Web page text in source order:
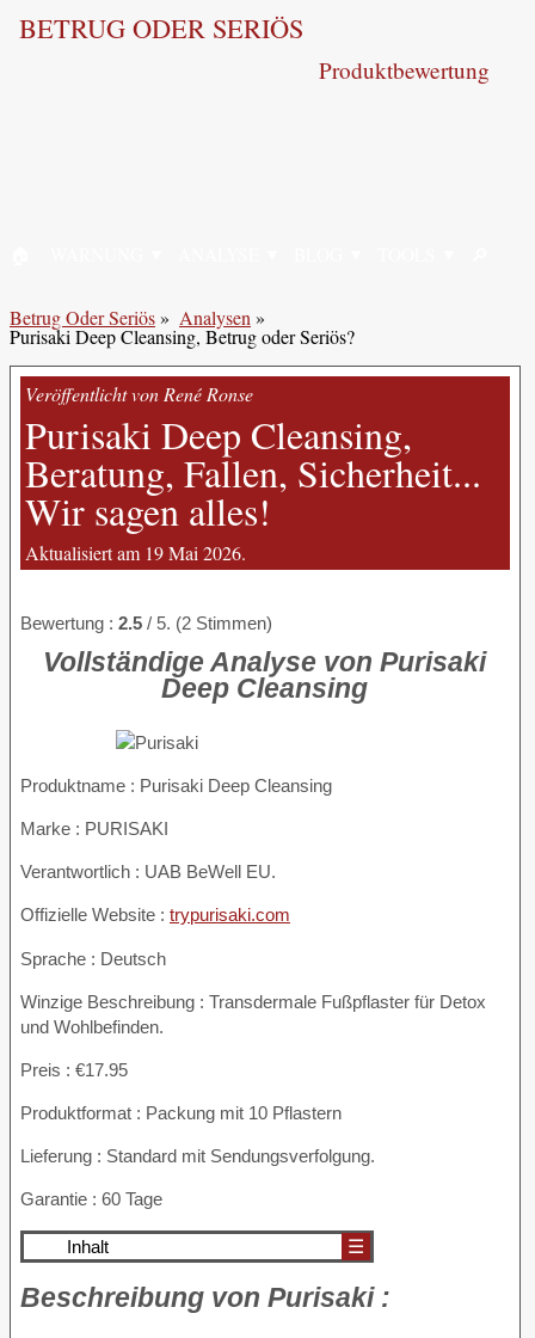
BETRUG ODER SERIÖS
Produktbewertung
Betrug Oder Seriös» Analysen»
Purisaki Deep Cleansing, Betrug oder Seriös?
Veröffentlicht von René Ronse
Purisaki Deep Cleansing,
Beratung, Fallen, Sicherheit...
Wir sagen alles!
Aktualisiert am 19 Mai 2026.
Bewertung : 2.5 / 5. (2 Stimmen)
Vollständige Analyse von Purisaki
Deep Cleansing
Produktname : Purisaki Deep Cleansing
Marke : PURISAKI
Verantwortlich : UAB BeWell EU.
Offizielle Website : trypurisaki.com
Sprache : Deutsch
Winzige Beschreibung : Transdermale Fußpflaster für Detox
und Wohlbefinden.
Preis : €17.95
Produktformat : Packung mit 10 Pflastern
Lieferung : Standard mit Sendungsverfolgung.
Garantie : 60 Tage
Inhalt ☰
Beschreibung von Purisaki :